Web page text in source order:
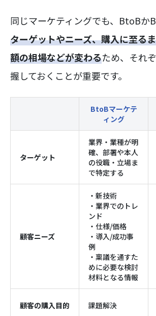
同じマーケティングでも、BtoBか
ターゲットやニーズ、購入に至る
額の相場などが変わるため、それ
握しておくことが重要です。
BtoBマーケテ
ィング
ターゲット
業界・業種が明
確、部署や本人
の役職・立場ま
で特定する
顧客ニーズ
・新技術
・業界でのトレ
ンド
・仕様/価格
・導入/成功事
例
・稟議を通すた
めに必要な検討
材料となる情報
顧客の購入目的 課題解決